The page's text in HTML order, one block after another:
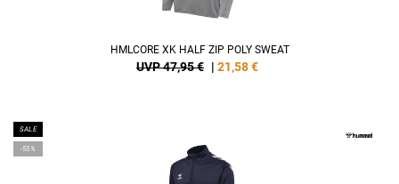
HMLCORE XK HALF ZIP POLY SWEAT
UVP 47,95 € | 21,58€
SALE
-55%